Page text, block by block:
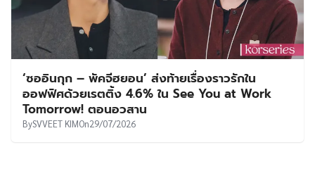
‘ซออินกุก – พัคจีฮยอน’ ส่งท้ายเรื่องราวรักใน
ออฟฟิศด้วยเรตติ้ง 4.6% ใน See You at Work
Tomorrow! ตอนอวสาน
BySVVEET KIMOn29/07/2026